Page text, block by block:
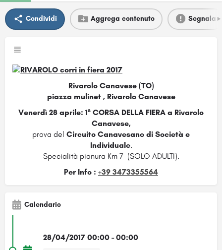
Condividi Aggrega contenuto Segnala
Rivarolo Canavese (TO)
piazza mulinet , Rivarolo Canavese
Venerdì 28 aprile: 1ª CORSA DELLA FIERA a Rivarolo
Canavese,
prova del Circuito Canavesano di Società e
Individuale.
Specialità pianura Km 7 (SOLO ADULTI).
Per Info : +39 3473355564
Calendario
28/04/2017 00:00 - 00:00